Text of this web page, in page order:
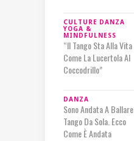
CULTURE DANZA
YOGA &
MINDFULNESS
“Il Tango Sta Alla Vita
Come La Lucertola Al
Coccodrillo”
DANZA
Sono Andata A Ballare
Tango Da Sola. Ecco
Come È Andata